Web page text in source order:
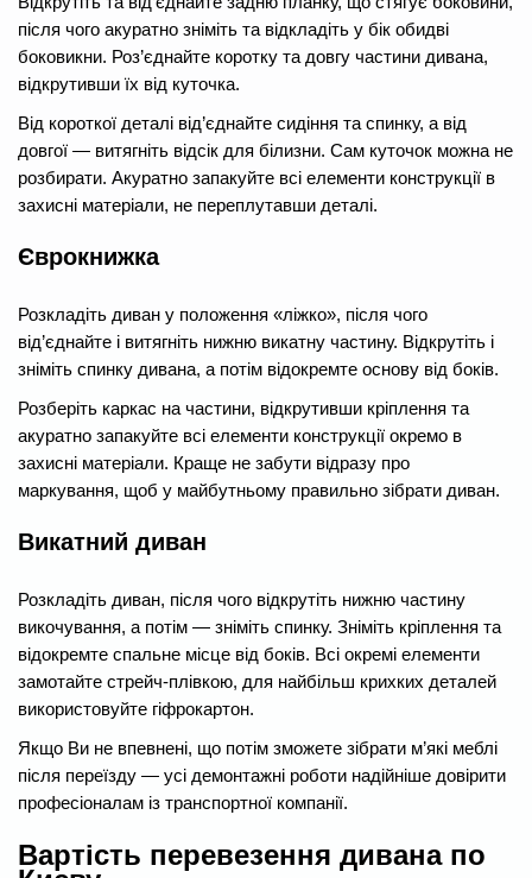
після чого акуратно зніміть та відкладіть у бік обидві
боковикни. Роз’єднайте коротку та довгу частини дивана,
відкрутивши їх від куточка.
Від короткої деталі від’єднайте сидіння та спинку, а від
довгої — витягніть відсік для білизни. Сам куточок можна не
розбирати. Акуратно запакуйте всі елементи конструкції в
захисні матеріали, не переплутавши деталі.
Єврокнижка
Розкладіть диван у положення «ліжко», після чого
від’єднайте і витягніть нижню викатну частину. Відкрутіть і
зніміть спинку дивана, а потім відокремте основу від боків.
Розберіть каркас на частини, відкрутивши кріплення та
акуратно запакуйте всі елементи конструкції окремо в
захисні матеріали. Краще не забути відразу про
маркування, щоб у майбутньому правильно зібрати диван.
Викатний диван
Розкладіть диван, після чого відкрутіть нижню частину
викочування, а потім — зніміть спинку. Зніміть кріплення та
відокремте спальне місце від боків. Всі окремі елементи
замотайте стрейч-плівкою, для найбільш крихких деталей
використовуйте гіфрокартон.
Якщо Ви не впевнені, що потім зможете зібрати м’які меблі
після переїзду — усі демонтажні роботи надійніше довірити
професіоналам із транспортної компанії.
Вартість перевезення дивана по